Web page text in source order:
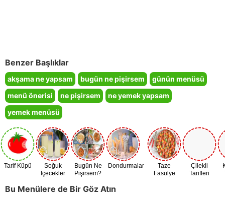
Benzer Başlıklar
akşama ne yapsam bugün ne pişirsem
günün menüsü
menü önerisi
ne pişirsem
ne yemek yapsam
yemek menüsü
Tarif Küpü
Soğuk
İçecekler
Bugün Ne
Pişirsem?
Dondurmalar
Taze
Fasulye
Çilekli
Tarifleri
Bu Menülere de Bir Göz Atın